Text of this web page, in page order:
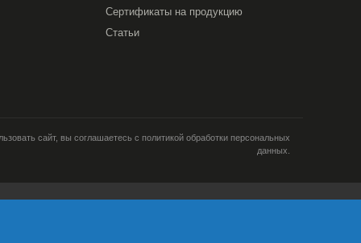
Сертификаты на продукцию
Статьи
сайт, вы соглашаетесь с политикой обработки персональных
данных.
язык ОС и
и